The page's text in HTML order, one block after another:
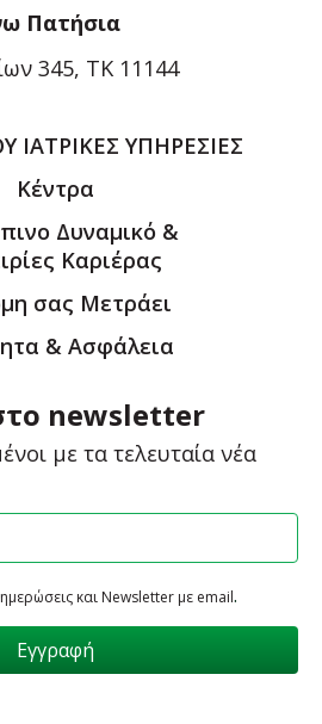
Πατήσια
345, ΤΚ 11144
ΙΑΤΡΙΚΕΣ ΥΠΗΡΕΣΙΕΣ
Κέντρα
Δυναμικό &
Καριέρας
σας Μετράει
& Ασφάλεια
newsletter
με τα τελευταία νέα
και Newsletter με email.